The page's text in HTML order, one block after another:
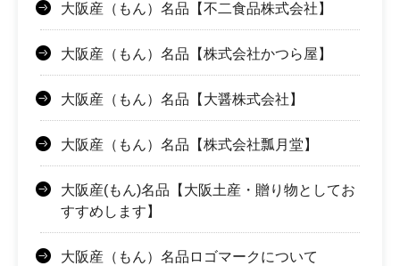
大阪産（もん）名品【不二食品株式会社】
大阪産（もん）名品【株式会社かつら屋】
大阪産（もん）名品【大醤株式会社】
大阪産（もん）名品【株式会社瓢月堂】
大阪産(もん)名品【大阪土産・贈り物としてお
すすめします】
大阪産（もん）名品ロゴマークについて